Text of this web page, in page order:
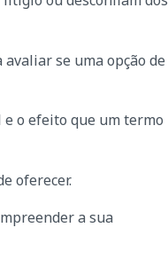
se uma opção de
o efeito que um termo
oferecer.
a sua